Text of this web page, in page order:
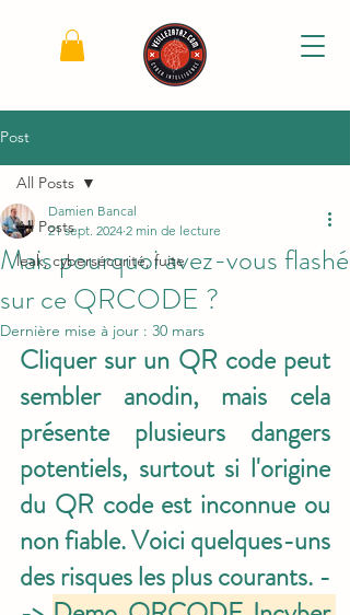
Post
All Posts
leak, cybersécurité, fuite
All Posts
Mais pourquoi avez-vous flashé
sur ce QRCODE ?
Damien Bancal
21 sept. 2024 2 min de lecture
Dernière mise à jour : 30 mars
Cliquer sur un QR code peut
sembler anodin, mais cela
présente plusieurs dangers
potentiels, surtout si l'origine
du QR code est inconnue ou
non fiable. Voici quelques-uns
des risques les plus courants. -